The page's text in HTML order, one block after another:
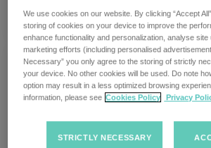
Ohio City, Ohio
Director Strategic Account
Multiple locations
We use cookies on our website. By clicking “Accept
storing of cookies on your device to improve the
enhance functionality and personalization, analyse
marketing efforts (including personalised
Necessary” you only agree to the storing of strictly
your device. No other cookies will be used. Do note
option may result in a less optimized browsing
information, please see Cookies Policy Privacy
STRICTLY NECESSARY